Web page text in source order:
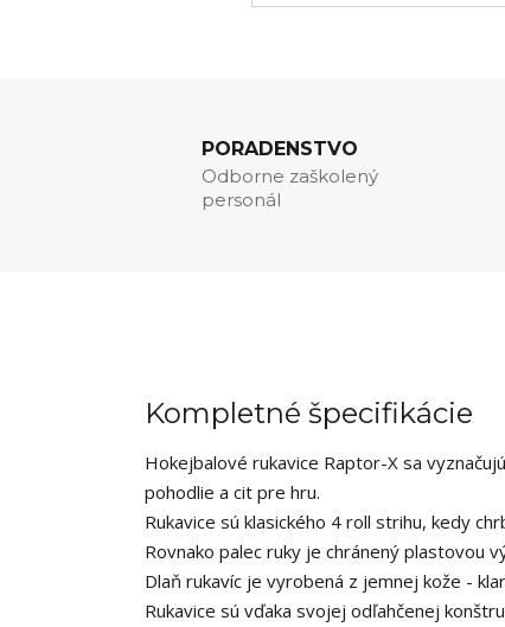
PORADENSTVO
Odborne zaškolený
personál
Kompletné špecifikácie
Hokejbalové rukavice Raptor-X sa
pohodlie a cit pre hru.
Rukavice sú klasického 4 roll strihu, kedy
Rovnako palec ruky je chránený plastovou
Dlaň rukavíc je vyrobená z jemnej kože -
Rukavice sú vďaka svojej odľahčenej